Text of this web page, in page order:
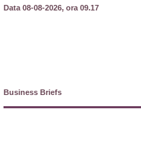
Data 08-08-2026, ora 09.17
Business Briefs